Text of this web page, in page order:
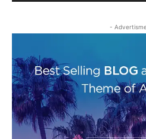
-